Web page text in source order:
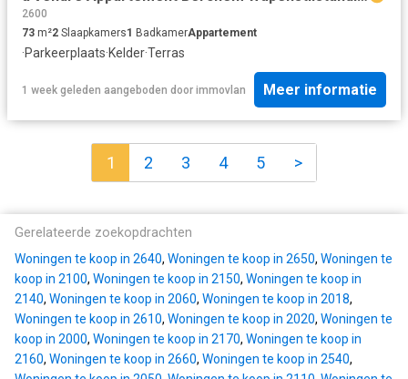
2600
73 m²2 Slaapkamers1 BadkamerAppartement
·Parkeerplaats·Kelder·Terras
1 week geleden aangeboden door immovlan Meer informatie
1 2 3 4 5 >
Gerelateerde zoekopdrachten
Woningen te koop in 2640, Woningen te koop in 2650, Woningen te
koop in 2100, Woningen te koop in 2150, Woningen te koop in
2140, Woningen te koop in 2060, Woningen te koop in 2018,
Woningen te koop in 2610, Woningen te koop in 2020, Woningen te
koop in 2000, Woningen te koop in 2170, Woningen te koop in
2160, Woningen te koop in 2660, Woningen te koop in 2540,